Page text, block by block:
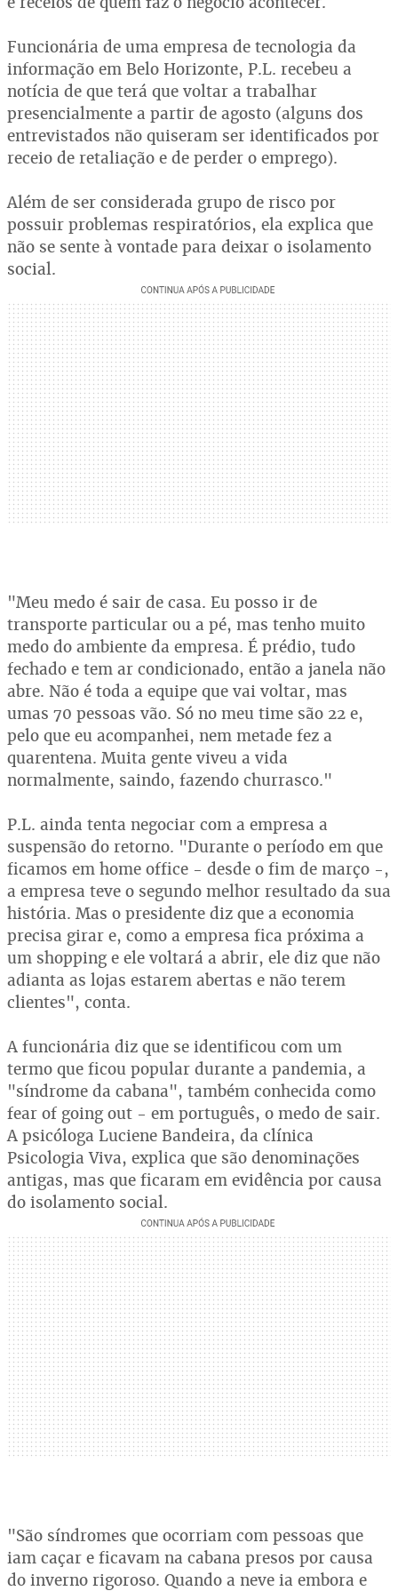
Funcionária de uma empresa de tecnologia da
informação em Belo Horizonte, P.L. recebeu a
notícia de que terá que voltar a trabalhar
presencialmente a partir de agosto (alguns dos
entrevistados não quiseram ser identificados por
receio de retaliação e de perder o emprego).
Além de ser considerada grupo de risco por
possuir problemas respiratórios, ela explica que
não se sente à vontade para deixar o isolamento
social.
"Meu medo é sair de casa. Eu posso ir de
transporte particular ou a pé, mas tenho muito
medo do ambiente da empresa. É prédio, tudo
fechado e tem ar condicionado, então a janela não
abre. Não é toda a equipe que vai voltar, mas
umas 70 pessoas vão. Só no meu time são 22 e,
pelo que eu acompanhei, nem metade fez a
quarentena. Muita gente viveu a vida
normalmente, saindo, fazendo churrasco."
P.L. ainda tenta negociar com a empresa a
suspensão do retorno. "Durante o período em que
ficamos em home office - desde o fim de março -,
a empresa teve o segundo melhor resultado da sua
história. Mas o presidente diz que a economia
precisa girar e, como a empresa fica próxima a
um shopping e ele voltará a abrir, ele diz que não
adianta as lojas estarem abertas e não terem
clientes", conta.
A funcionária diz que se identificou com um
termo que ficou popular durante a pandemia, a
"síndrome da cabana", também conhecida como
fear of going out - em português, o medo de sair.
A psicóloga Luciene Bandeira, da clínica
Psicologia Viva, explica que são denominações
antigas, mas que ficaram em evidência por causa
do isolamento social.
"São síndromes que ocorriam com pessoas que
iam caçar e ficavam na cabana presos por causa
do inverno rigoroso. Quando a neve ia embora e